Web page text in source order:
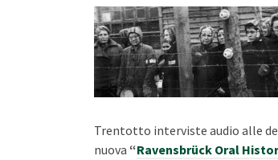
Trentotto interviste audio alle
nuova “Ravensbrück Oral